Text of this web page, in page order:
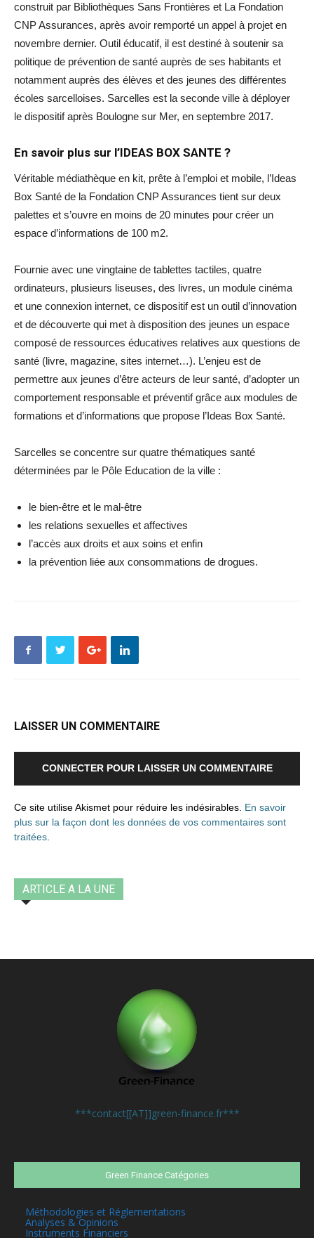
construit par Bibliothèques Sans Frontières et La Fondation
CNP Assurances, après avoir remporté un appel à projet en
novembre dernier. Outil éducatif, il est destiné à soutenir sa
politique de prévention de santé auprès de ses habitants et
notamment auprès des élèves et des jeunes des différentes
écoles sarcelloises. Sarcelles est la seconde ville à déployer
le dispositif après Boulogne sur Mer, en septembre 2017.
En savoir plus sur l’IDEAS BOX SANTE ?
Véritable médiathèque en kit, prête à l’emploi et mobile, l’Ideas
Box Santé de la Fondation CNP Assurances tient sur deux
palettes et s’ouvre en moins de 20 minutes pour créer un
espace d’informations de 100 m2.
Fournie avec une vingtaine de tablettes tactiles, quatre
ordinateurs, plusieurs liseuses, des livres, un module cinéma
et une connexion internet, ce dispositif est un outil d’innovation
et de découverte qui met à disposition des jeunes un espace
composé de ressources éducatives relatives aux questions de
santé (livre, magazine, sites internet…). L’enjeu est de
permettre aux jeunes d’être acteurs de leur santé, d’adopter un
comportement responsable et préventif grâce aux modules de
formations et d’informations que propose l’Ideas Box Santé.
Sarcelles se concentre sur quatre thématiques santé
déterminées par le Pôle Education de la ville :
le bien-être et le mal-être
les relations sexuelles et affectives
l’accès aux droits et aux soins et enfin
la prévention liée aux consommations de drogues.
LAISSER UN COMMENTAIRE
CONNECTER POUR LAISSER UN COMMENTAIRE
Ce site utilise Akismet pour réduire les indésirables. En savoir
plus sur la façon dont les données de vos commentaires sont
traitées
ARTICLE A LA UNE
***contact[[AT]]green-finance.fr***
Green Finance Catégories
Méthodologies et Réglementations
Analyses & Opinions
Instruments Financiers